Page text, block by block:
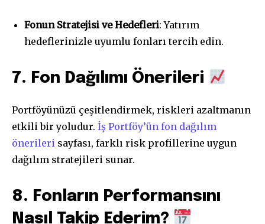
Fonun Stratejisi ve Hedefleri: Yatırım
hedeflerinizle uyumlu fonları tercih edin.
7. Fon Dağılımı Önerileri
Portföyünüzü çeşitlendirmek, riskleri azaltmanın
etkili bir yoludur. İş Portföy’ün fon dağılım
önerileri sayfası, farklı risk profillerine uygun
dağılım stratejileri sunar.
8. Fonların Performansını
Nasıl Takip Ederim?